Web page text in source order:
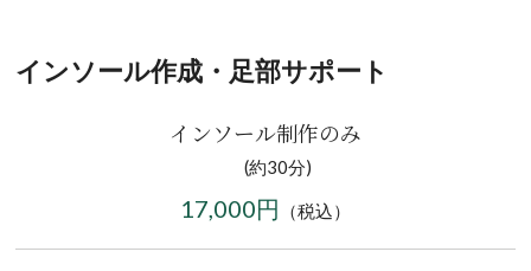
インソール作成・足部サポート
インソール制作のみ
(約30分)
17,000円 （税込）